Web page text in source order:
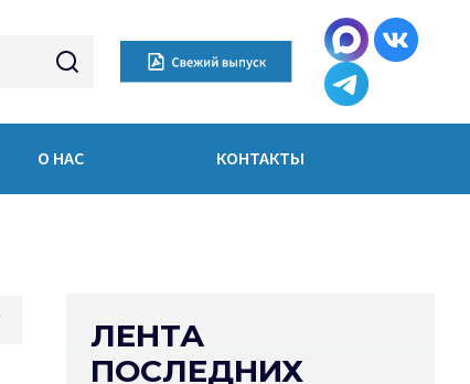
О НАС КОНТАКТЫ
ЛЕНТА
ПОСЛЕДНИХ